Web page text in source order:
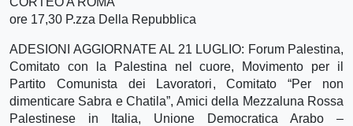
ore 17,30 P.zza Della Repubblica
ADESIONI AGGIORNATE AL 21 LUGLIO: Forum Palestina,
Comitato con la Palestina nel cuore, Movimento per il
Partito Comunista dei Lavoratori, Comitato “Per non
dimenticare Sabra e Chatila”, Amici della Mezzaluna Rossa
Palestinese in Italia, Unione Democratica Arabo –